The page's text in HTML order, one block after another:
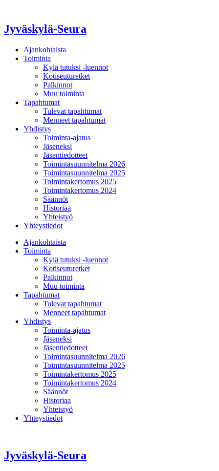
Jyväskylä-Seura
Ajankohtaista
Toiminta
Kylä tutuksi -luennot
Kotiseuturetket
Palkinnot
Muu toiminta
Tapahtumat
Tulevat tapahtumat
Menneet tapahtumat
Yhdistys
Toiminta-ajatus
Jäseneksi
Jäsentiedotteet
Toimintasuunnitelma 2026
Toimintasuunnitelma 2025
Toimintakertomus 2025
Toimintakertomus 2024
Säännöt
Historiaa
Yhteistyö
Yhteystiedot
Ajankohtaista
Toiminta
Kylä tutuksi -luennot
Kotiseuturetket
Palkinnot
Muu toiminta
Tapahtumat
Tulevat tapahtumat
Menneet tapahtumat
Yhdistys
Toiminta-ajatus
Jäseneksi
Jäsentiedotteet
Toimintasuunnitelma 2026
Toimintasuunnitelma 2025
Toimintakertomus 2025
Toimintakertomus 2024
Säännöt
Historiaa
Yhteistyö
Yhteystiedot
Jyväskylä-Seura